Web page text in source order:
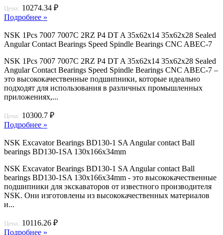
Цена: 10274.34 ₽
Подробнее »
NSK 1Pcs 7007 7007C 2RZ P4 DT A 35x62x14 35x62x28 Sealed
Angular Contact Bearings Speed Spindle Bearings CNC ABEC-7
NSK 1Pcs 7007 7007C 2RZ P4 DT A 35x62x14 35x62x28 Sealed
Angular Contact Bearings Speed Spindle Bearings CNC ABEC-7 –
это высококачественные подшипники, которые идеально
подходят для использования в различных промышленных
приложениях,...
Цена: 10300.7 ₽
Подробнее »
NSK Excavator Bearings BD130-1 SA Angular contact Ball
bearings BD130-1SA 130x166x34mm
NSK Excavator Bearings BD130-1 SA Angular contact Ball
bearings BD130-1SA 130x166x34mm - это высококачественные
подшипники для экскаваторов от известного производителя
NSK. Они изготовлены из высококачественных материалов
и...
Цена: 10116.26 ₽
Подробнее »